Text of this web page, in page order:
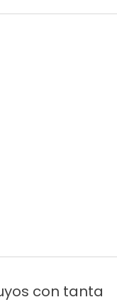
con tanta